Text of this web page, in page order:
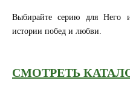
Выбирайте серию для Него
истории побед и любви.
СМОТРЕТЬ